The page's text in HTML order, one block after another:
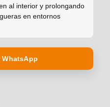
Nt
al interior y prolongando
en entornos